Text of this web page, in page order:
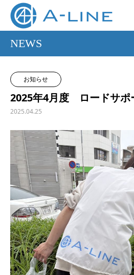
NEWS
お知らせ
2025年4月度 ロードサポ
2025.04.25